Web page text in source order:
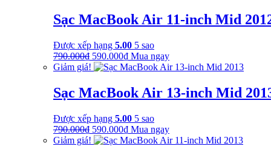
790.000₫. là:
590.000₫.
Sạc MacBook Air 11-inch Mid
Được xếp hạng 5.00 5 sao
790.000₫ Giá
gốc
790.000₫.
590.000₫Giá
hiện
là:
590.000₫.
Mua ngay
Giảm giá!
Sạc MacBook Air 13-inch Mid
Được xếp hạng 5.00 5 sao
790.000₫ Giá
gốc
590.000₫Giá
hiện
Mua ngay
Giảm giá!